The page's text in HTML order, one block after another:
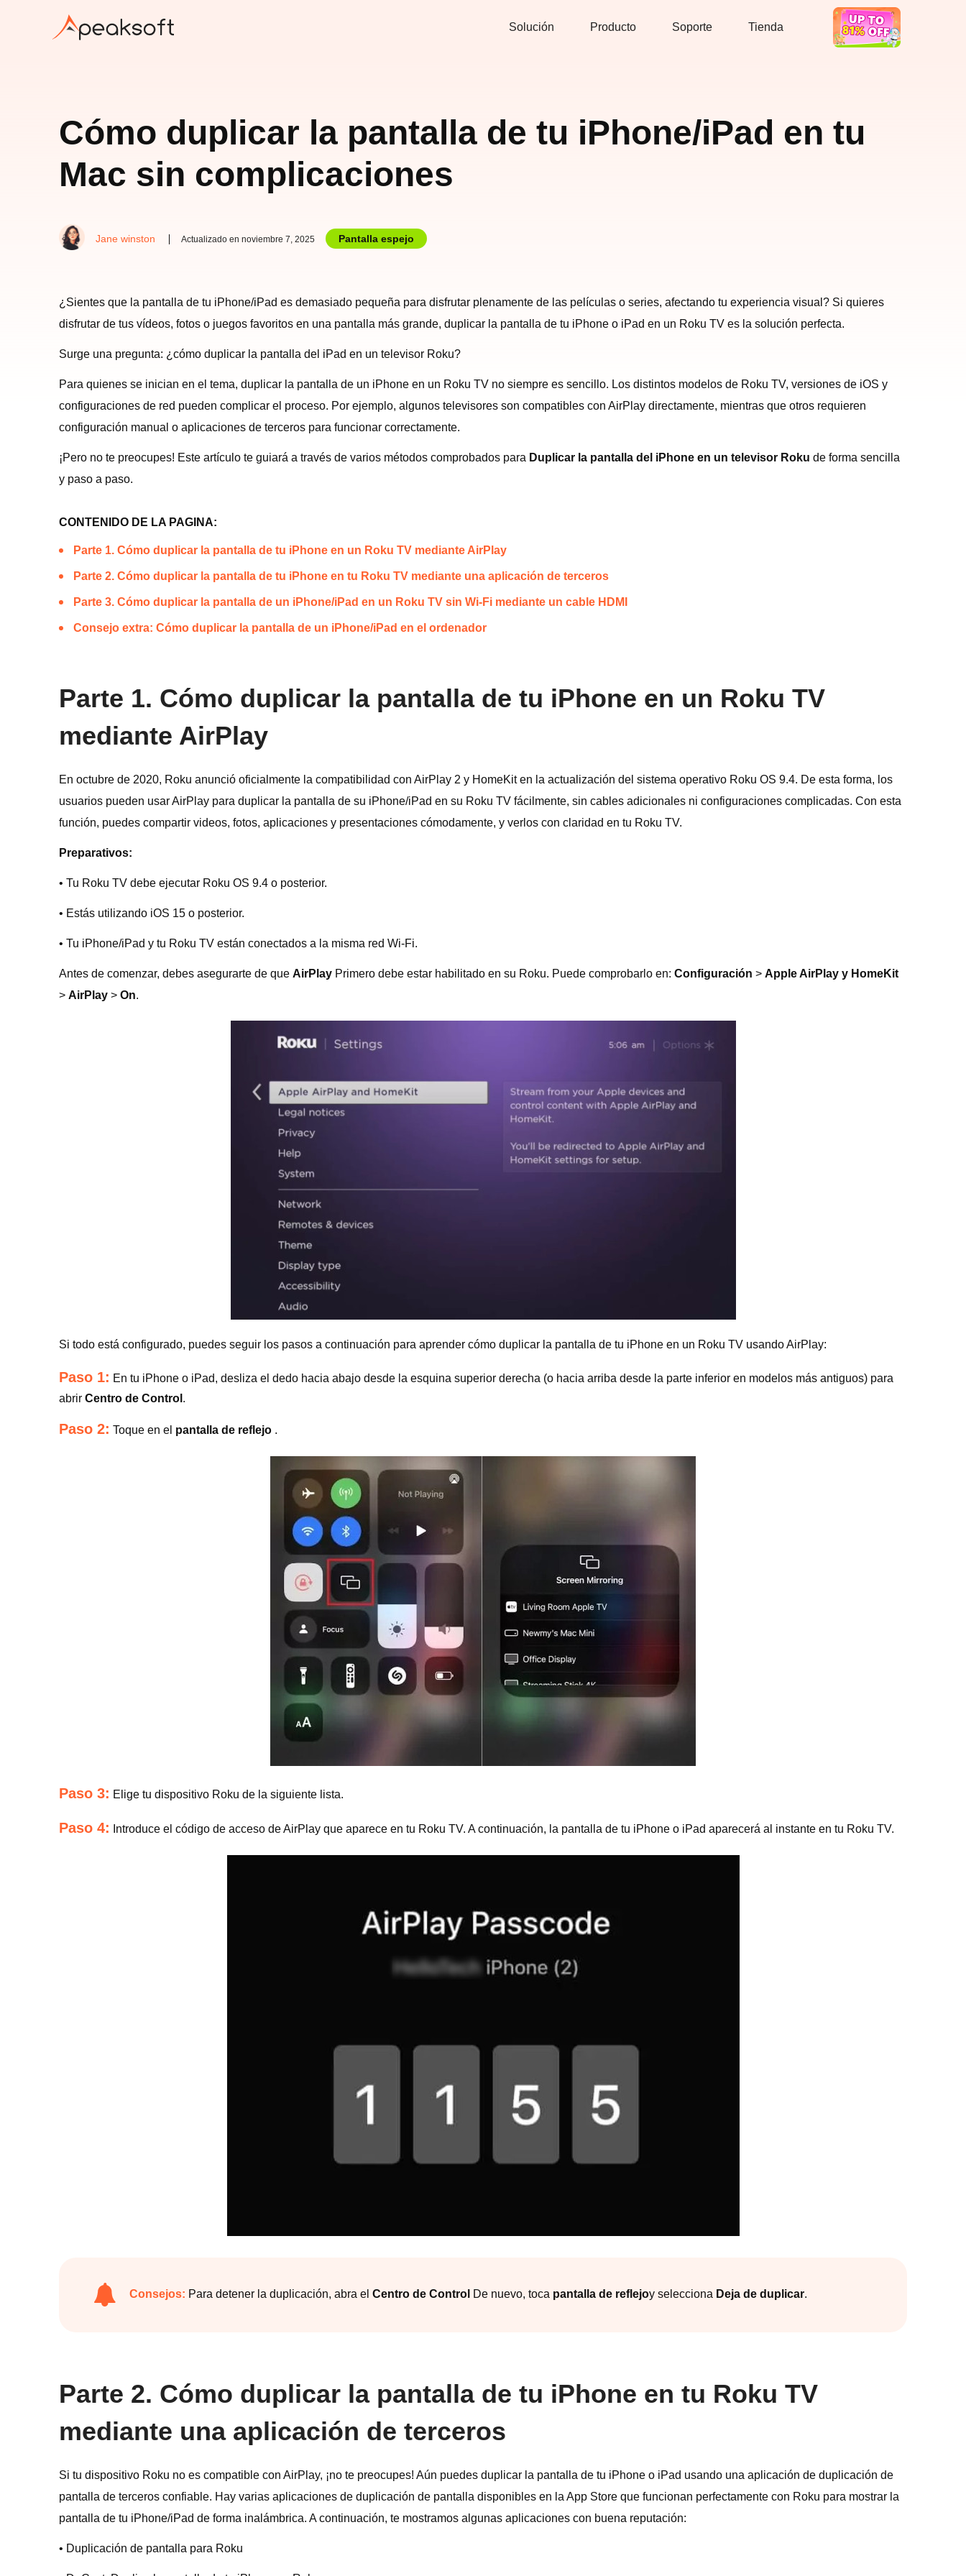
Solución Producto Soporte Tienda
En Oferta
Cómo duplicar la pantalla de tu iPhone/iPad en tu
Mac sin complicaciones
Jane winston Actualizado en noviembre 7, 2025 Pantalla espejo
¿Sientes que la pantalla de tu iPhone/iPad es demasiado pequeña para disfrutar plenamente de las películas o series, afectando tu experiencia visual? Si quieres
disfrutar de tus vídeos, fotos o juegos favoritos en una pantalla más grande, duplicar la pantalla de tu iPhone o iPad en un Roku TV es la solución perfecta.
Surge una pregunta: ¿cómo duplicar la pantalla del iPad en un televisor Roku?
Para quienes se inician en el tema, duplicar la pantalla de un iPhone en un Roku TV no siempre es sencillo. Los distintos modelos de Roku TV, versiones de iOS y
configuraciones de red pueden complicar el proceso. Por ejemplo, algunos televisores son compatibles con AirPlay directamente, mientras que otros requieren
configuración manual o aplicaciones de terceros para funcionar correctamente.
¡Pero no te preocupes! Este artículo te guiará a través de varios métodos comprobados para Duplicar la pantalla del iPhone en un televisor Roku de forma sencilla
y paso a paso.
CONTENIDO DE LA PAGINA:
Parte 1. Cómo duplicar la pantalla de tu iPhone en un Roku TV mediante AirPlay
Parte 2. Cómo duplicar la pantalla de tu iPhone en tu Roku TV mediante una aplicación de terceros
Parte 3. Cómo duplicar la pantalla de un iPhone/iPad en un Roku TV sin Wi-Fi mediante un cable HDMI
Consejo extra: Cómo duplicar la pantalla de un iPhone/iPad en el ordenador
Parte 1. Cómo duplicar la pantalla de tu iPhone en un Roku TV
mediante AirPlay
En octubre de 2020, Roku anunció oficialmente la compatibilidad con AirPlay 2 y HomeKit en la actualización del sistema operativo Roku OS 9.4. De esta forma, los
usuarios pueden usar AirPlay para duplicar la pantalla de su iPhone/iPad en su Roku TV fácilmente, sin cables adicionales ni configuraciones complicadas. Con esta
función, puedes compartir videos, fotos, aplicaciones y presentaciones cómodamente, y verlos con claridad en tu Roku TV.
Preparativos:
• Tu Roku TV debe ejecutar Roku OS 9.4 o posterior.
• Estás utilizando iOS 15 o posterior.
• Tu iPhone/iPad y tu Roku TV están conectados a la misma red Wi-Fi.
Antes de comenzar, debes asegurarte de que AirPlay Primero debe estar habilitado en su Roku. Puede comprobarlo en: Configuración > Apple AirPlay y HomeKit
> AirPlay > On.
Si todo está configurado, puedes seguir los pasos a continuación para aprender cómo duplicar la pantalla de tu iPhone en un Roku TV usando AirPlay:
Paso 1: En tu iPhone o iPad, desliza el dedo hacia abajo desde la esquina superior derecha (o hacia arriba desde la parte inferior en modelos más antiguos) para
abrir Centro de Control .
Paso 2: Toque en el pantalla de reflejo .
Paso 3: Elige tu dispositivo Roku de la siguiente lista.
Paso 4: Introduce el código de acceso de AirPlay que aparece en tu Roku TV. A continuación, la pantalla de tu iPhone o iPad aparecerá al instante en tu Roku TV.
Consejos: Para detener la duplicación, abra el Centro de Control De nuevo, toca pantalla de reflejoy selecciona Deja de duplicar.
Parte 2. Cómo duplicar la pantalla de tu iPhone en tu Roku TV
mediante una aplicación de terceros
Si tu dispositivo Roku no es compatible con AirPlay, ¡no te preocupes! Aún puedes duplicar la pantalla de tu iPhone o iPad usando una aplicación de duplicación de
pantalla de terceros confiable. Hay varias aplicaciones de duplicación de pantalla disponibles en la App Store que funcionan perfectamente con Roku para mostrar la
pantalla de tu iPhone/iPad de forma inalámbrica. A continuación, te mostramos algunas aplicaciones con buena reputación:
• Duplicación de pantalla para Roku